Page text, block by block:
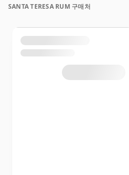
SANTA TERESA RUM 구매처